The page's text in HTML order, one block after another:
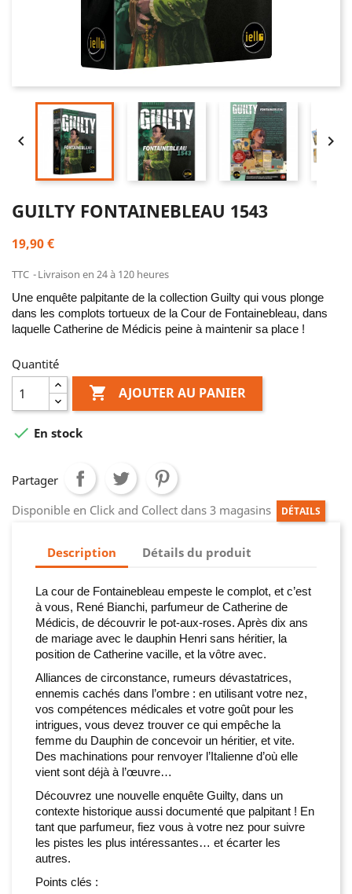
 
GUILTY FONTAINEBLEAU 1543
19,90 €
TTC Livraison en 24 à 120 heures
Une enquête palpitante de la collection Guilty qui vous plonge
dans les complots tortueux de la Cour de Fontainebleau, dans
laquelle Catherine de Médicis peine à maintenir sa place !
Quantité
 AJOUTER AU PANIER
 En stock
Partager
Disponible en Click and Collect dans 3 magasins
DÉTAILS
Description Détails du produit
La cour de Fontainebleau empeste le complot, et c’est
à vous, René Bianchi, parfumeur de Catherine de
Médicis, de découvrir le pot-aux-roses. Après dix ans
de mariage avec le dauphin Henri sans héritier, la
position de Catherine vacille, et la vôtre avec.
Alliances de circonstance, rumeurs dévastatrices,
ennemis cachés dans l’ombre : en utilisant votre nez,
vos compétences médicales et votre goût pour les
intrigues, vous devez trouver ce qui empêche la
femme du Dauphin de concevoir un héritier, et vite.
Des machinations pour renvoyer l’Italienne d’où elle
vient sont déjà à l’œuvre…
Découvrez une nouvelle enquête Guilty, dans un
contexte historique aussi documenté que palpitant ! En
tant que parfumeur, fiez vous à votre nez pour suivre
les pistes les plus intéressantes… et écarter les
autres.
Points clés :